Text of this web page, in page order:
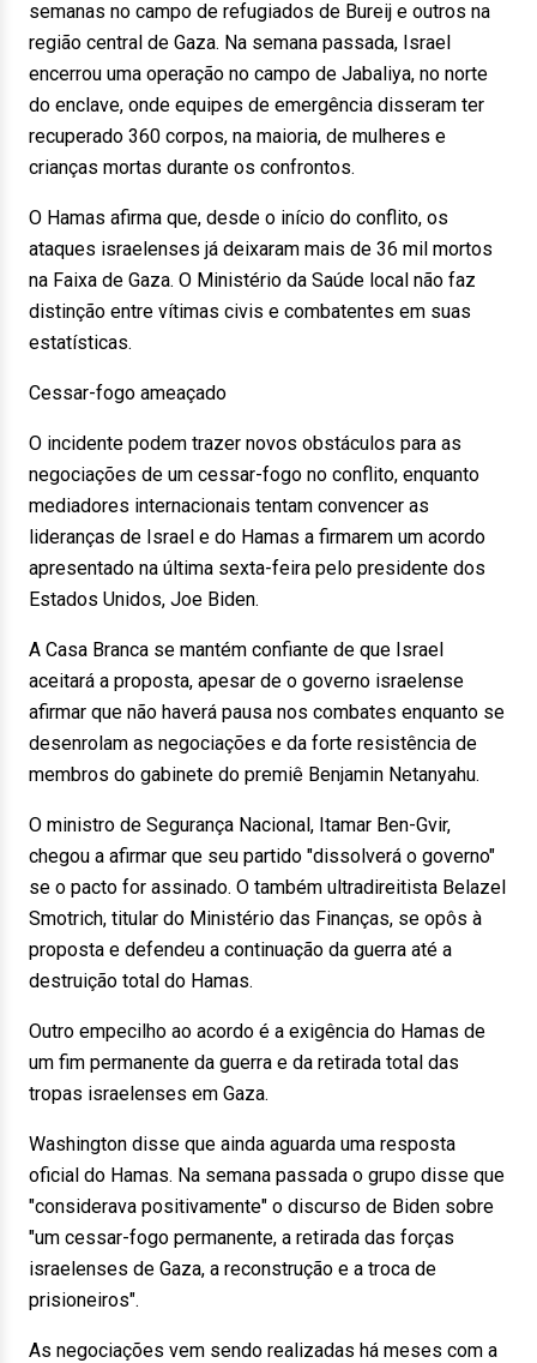
semanas no campo de refugiados de Bureij e outros na
região central de Gaza. Na semana passada, Israel
encerrou uma operação no campo de Jabaliya, no norte
do enclave, onde equipes de emergência disseram ter
recuperado 360 corpos, na maioria, de mulheres e
crianças mortas durante os confrontos.
O Hamas afirma que, desde o início do conflito, os
ataques israelenses já deixaram mais de 36 mil mortos
na Faixa de Gaza. O Ministério da Saúde local não faz
distinção entre vítimas civis e combatentes em suas
estatísticas.
Cessar-fogo ameaçado
O incidente podem trazer novos obstáculos para as
negociações de um cessar-fogo no conflito, enquanto
mediadores internacionais tentam convencer as
lideranças de Israel e do Hamas a firmarem um acordo
apresentado na última sexta-feira pelo presidente dos
Estados Unidos, Joe Biden.
A Casa Branca se mantém confiante de que Israel
aceitará a proposta, apesar de o governo israelense
afirmar que não haverá pausa nos combates enquanto se
desenrolam as negociações e da forte resistência de
membros do gabinete do premiê Benjamin Netanyahu.
O ministro de Segurança Nacional, Itamar Ben-Gvir,
chegou a afirmar que seu partido "dissolverá o governo"
se o pacto for assinado. O também ultradireitista Belazel
Smotrich, titular do Ministério das Finanças, se opôs à
proposta e defendeu a continuação da guerra até a
destruição total do Hamas.
Outro empecilho ao acordo é a exigência do Hamas de
um fim permanente da guerra e da retirada total das
tropas israelenses em Gaza.
Washington disse que ainda aguarda uma resposta
oficial do Hamas. Na semana passada o grupo disse que
"considerava positivamente" o discurso de Biden sobre
"um cessar-fogo permanente, a retirada das forças
israelenses de Gaza, a reconstrução e a troca de
prisioneiros".
As negociações vem sendo realizadas há meses com a